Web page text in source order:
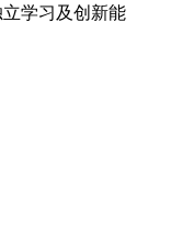
学习及创新能